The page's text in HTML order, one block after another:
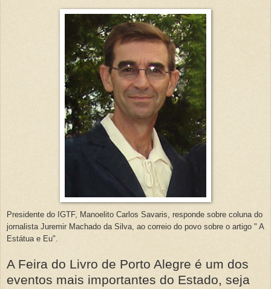
Presidente do IGTF, Manoelito Carlos Savaris, responde sobre coluna do
jornalista Juremir Machado da Silva, ao correio do povo sobre o artigo " A
Estátua e Eu".
A Feira do Livro de Porto Alegre é um dos
eventos mais importantes do Estado, seja